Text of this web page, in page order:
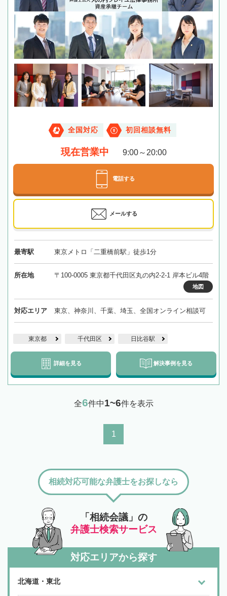
全国対応 初回相談無料
現在営業中 9:00～20:00
電話する
メールする
最寄駅 東京メトロ「二重橋前駅」徒歩1分
所在地 〒100-0005 東京都千代田区丸の内2-2-1 岸本ビル4階
地図
対応エリア 東京、神奈川、千葉、埼玉、全国オンライン相談可
東京都 千代田区 日比谷駅
詳細を見る 解決事例を見る
全6件中1~6件を表示
1
「相続会議」の
弁護士検索サービス
相続対応可能な弁護士をお探しなら
対応エリアから探す
北海道・東北